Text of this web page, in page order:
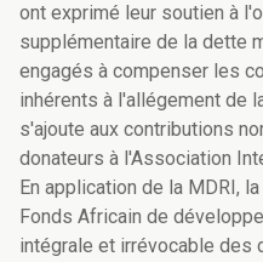
ont exprimé leur soutien à
supplémentaire de la dette
engagés à compenser les
inhérents à l'allégement de
s'ajoute aux contributions
donateurs à l'Association
En application de la MDRI,
Fonds Africain de
intégrale et irrévocable des